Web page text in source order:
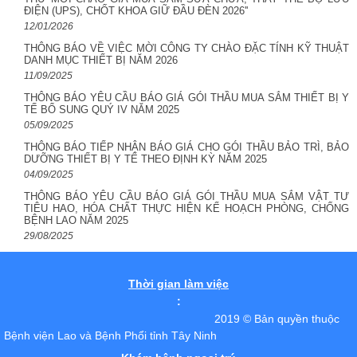
ĐIỆN (UPS), CHỐT KHOA GIỮ ĐẦU ĐÈN 2026''
12/01/2026
THÔNG BÁO VỀ VIỆC MỜI CÔNG TY CHÀO ĐẶC TÍNH KỸ THUẬT
DANH MỤC THIẾT BỊ NĂM 2026
11/09/2025
THÔNG BÁO YÊU CẦU BÁO GIÁ GÓI THẦU MUA SẮM THIẾT BỊ Y
TẾ BỔ SUNG QUÝ IV NĂM 2025
05/09/2025
THÔNG BÁO TIẾP NHẬN BÁO GIÁ CHO GÓI THẦU BẢO TRÌ, BẢO
DƯỠNG THIẾT BỊ Y TẾ THEO ĐỊNH KỲ NĂM 2025
04/09/2025
THÔNG BÁO YÊU CẦU BÁO GIÁ GÓI THẦU MUA SẮM VẬT TƯ
TIÊU HAO, HÓA CHẤT THỰC HIỆN KẾ HOẠCH PHÒNG, CHỐNG
BỆNH LAO NĂM 2025
29/08/2025
Thời gian làm việc
:
2019 © Bản quyền thuộc
Bệnh viện Lao và Bệnh Phổi tỉnh Tây Ninh